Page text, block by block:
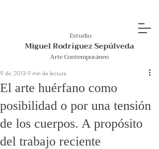
Estudio
Miguel Rodríguez Sepúlveda
Arte Contemporáneo
El arte huérfano como
posibilidad o por una tensión
de los cuerpos. A propósito
del trabajo reciente
9 dic 2013 9 min de lectura